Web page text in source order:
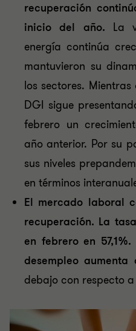
recuperación
inicio del año. La
energía continúa
mantuvieron su
los sectores.
DGI sigue
febrero un
año anterior. Por su
sus niveles
en términos
El mercado laboral
recuperación. La
en febrero en 57,1%.
desempleo aumenta
debajo con respecto a